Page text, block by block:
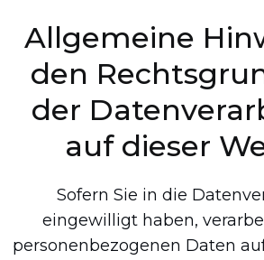
Allgemeine
den
der
auf dieser
Sofern Sie in die
eingewilligt haben,
personenbezogenen Daten